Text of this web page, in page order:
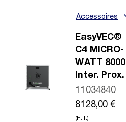
Accessoires
EasyVEC®
C4 MICRO-
WATT 8000
Inter. Prox.
11034840
8128,00 €
(H.T.)